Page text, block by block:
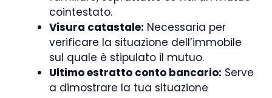
cointestato.
Visura catastale: Necessaria per
verificare la situazione dell’immobile
sul quale è stipulato il mutuo.
Ultimo estratto conto bancario: Serve
a dimostrare la tua situazione